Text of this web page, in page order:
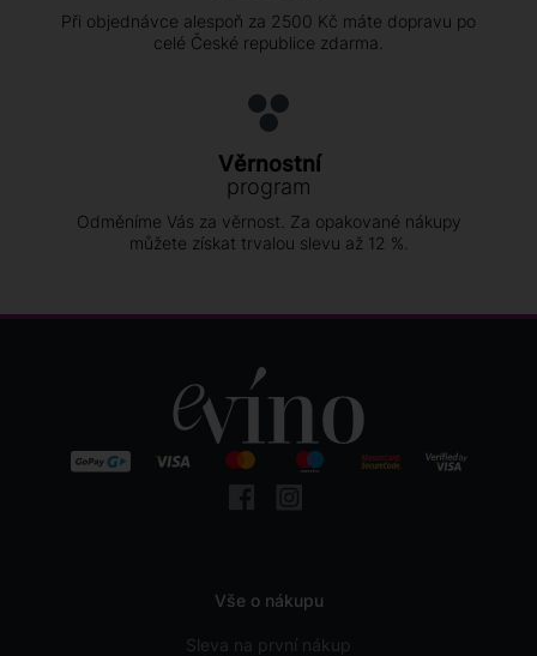
Při objednávce alespoň za 2500 Kč máte dopravu po
celé České republice zdarma.
Věrnostní
program
Odměníme Vás za věrnost. Za opakované nákupy
můžete získat trvalou slevu až 12 %.
Vše o nákupu
Sleva na první nákup